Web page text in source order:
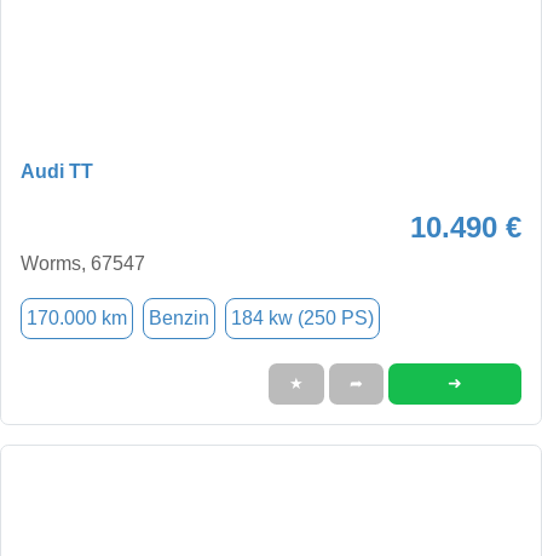
Audi TT
10.490 €
Worms, 67547
170.000 km Benzin 184 kw (250 PS)
★ ➦ ➜